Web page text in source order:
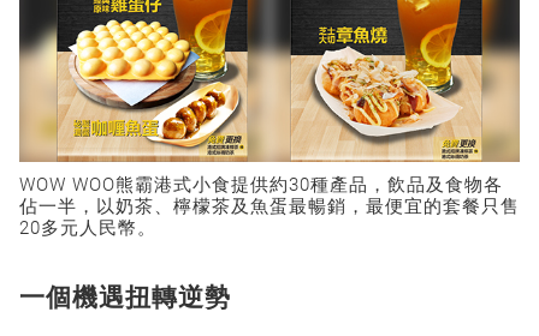
WOW WOO熊霸港式小食提供約30種產品，飲品及食物各
佔一半，以奶茶、檸檬茶及魚蛋最暢銷，最便宜的套餐只售
20多元人民幣。
一個機遇扭轉逆勢